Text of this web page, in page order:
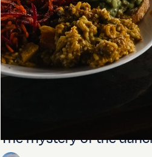
The mystery of the